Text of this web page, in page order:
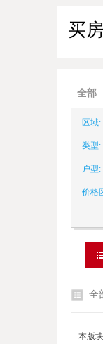
买
全部
区域:
类型:
户型:
价格
全
本版